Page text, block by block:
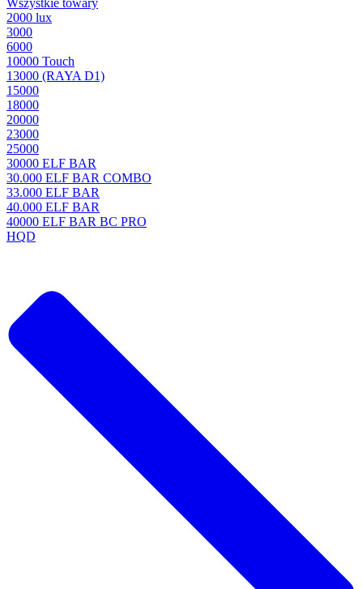
Wszystkie towary
2000 lux
3000
6000
10000 Touch
13000 (RAYA D1)
15000
18000
20000
23000
25000
30000 ELF BAR
30.000 ELF BAR COMBO
33.000 ELF BAR
40.000 ELF BAR
40000 ELF BAR BC PRO
HQD